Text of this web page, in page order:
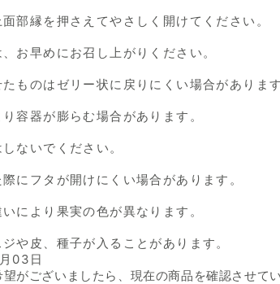
面部縁を押さえてやさしく開けてください。
、お早めにお召し上がりください。
たものはゼリー状に戻りにくい場合があります
り容器が膨らむ場合があります。
ないでください。
際にフタが開けにくい場合があります。
いにより果実の色が異なります。
ジや皮、種子が入ることがあります。
03日
がございましたら、現在の商品を確認させて